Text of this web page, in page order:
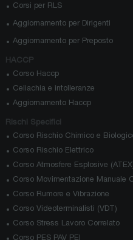
Corsi per RLS
Aggiornamento per Dirigenti
Aggiornamento per Preposto
HACCP
Corso Haccp
Celiachia e intolleranze
Aggiornamento Haccp
Rischi Specifici
Corso Rischio Chimico e
Corso Rischio Elettrico
Corso Atmosfere Esplosive
Corso Movimentazione Manuale
Corso Rumore e Vibrazione
Corso Videoterminalisti (VDT)
Corso Stress Lavoro Correlato
Corso PES PAV PEI